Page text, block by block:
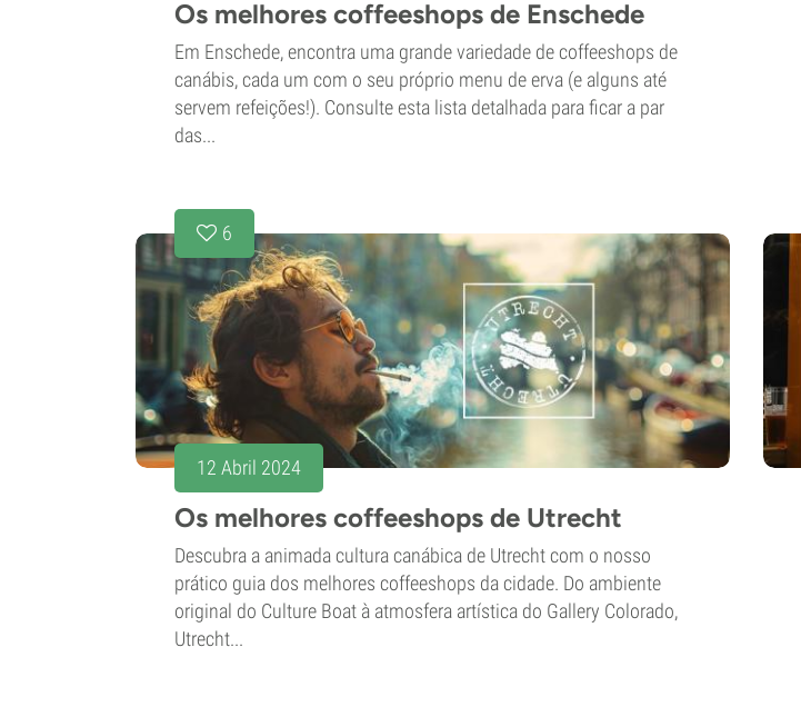
Os melhores coffeeshops de Enschede
Em Enschede, encontra uma grande variedade de coffeeshops de
canábis, cada um com o seu próprio menu de erva (e alguns até
servem refeições!). Consulte esta lista detalhada para ficar a par
das...
6
12 Abril 2024
Os melhores coffeeshops de Utrecht
Descubra a animada cultura canábica de Utrecht com o nosso
prático guia dos melhores coffeeshops da cidade. Do ambiente
original do Culture Boat à atmosfera artística do Gallery Colorado,
Utrecht...